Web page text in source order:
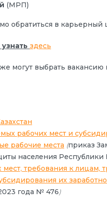
(МРП)
обратиться в карьерный
здесь
могут выбрать вакансию
рабочих мест и
рабочие места (приказ
населения Республики
требования к лицам,
их
года № 476)